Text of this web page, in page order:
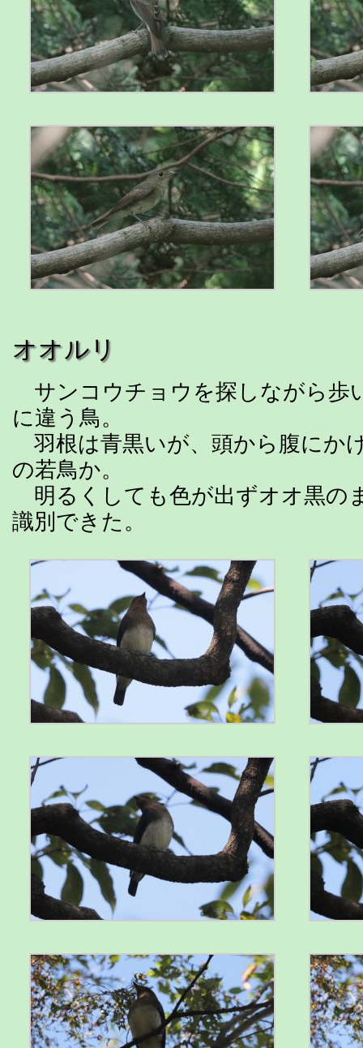
オオルリ
サンコウチョウを探しながら歩
に違う鳥。
羽根は青黒いが、頭から腹にか
の若鳥か。
明るくしても色が出ずオオ黒の
識別できた。